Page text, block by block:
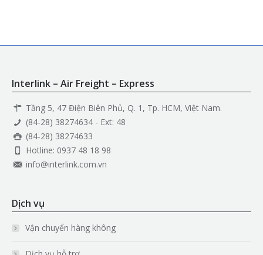
Interlink – Air Freight – Express
Tầng 5, 47 Điện Biên Phủ, Q. 1, Tp. HCM, Việt Nam.
(84-28) 38274634 - Ext: 48
(84-28) 38274633
Hotline: 0937 48 18 98
info@interlink.com.vn
Dịch vụ
Vận chuyển hàng không